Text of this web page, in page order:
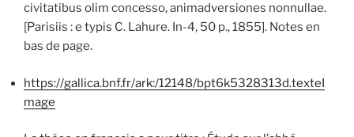
civitatibus olim concesso, animadversiones nonnullae.
[Parisiis : e typis C. Lahure. In-4, 50 p., 1855]. Notes en
bas de page.
https://gallica.bnf.fr/ark:/12148/bpt6k5328313d.texteI
mage